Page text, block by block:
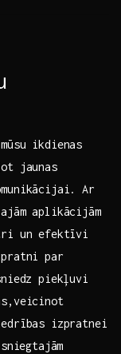
ikdienas
jaunas
Ar
aplikācijām
un efektīvi‍
par
piekļuvi
izpratnei